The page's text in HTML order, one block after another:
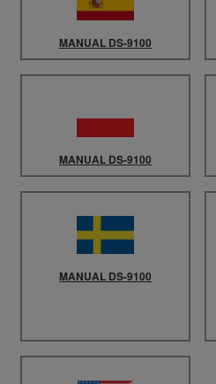
MANUAL DS-9100
MANUAL DS-9100
MANUAL DS-9100